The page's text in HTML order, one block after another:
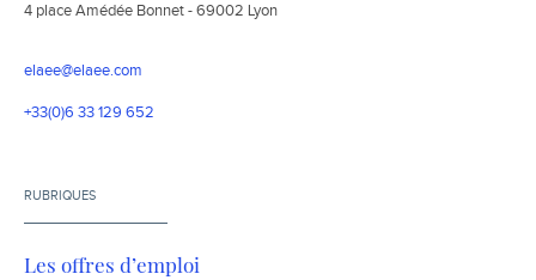
4 place Amédée Bonnet - 69002 Lyon
elaee@elaee.com
+33(0)6 33 129 652
RUBRIQUES
Les offres d’emploi